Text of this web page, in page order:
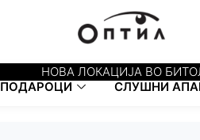
НОВА ЛОКАЦИЈА ВО
ПОДАРОЦИ СЛУШНИ